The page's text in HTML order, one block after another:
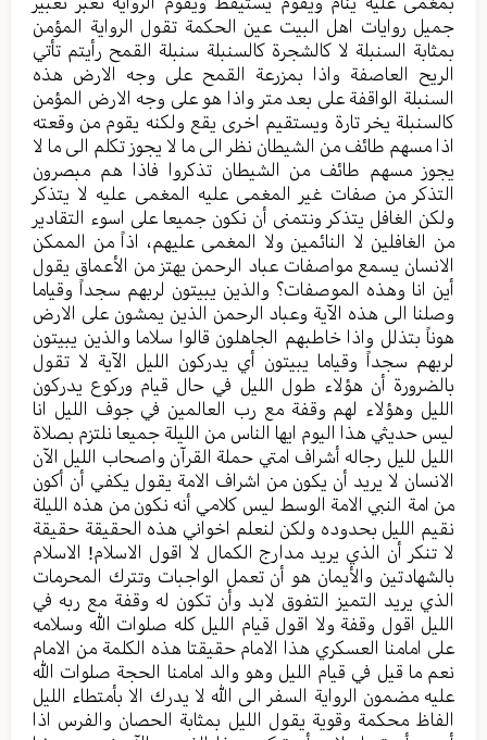
جميل روايات اهل البيت عين الحكمة تقول الرواية المؤمن
بمثابة السنبلة لا كالشجرة كالسنبلة سنبلة القمح رأيتم تأتي
الريح العاصفة واذا بمزرعة القمح على وجه الارض هذه
السنبلة الواقفة على بعد متر واذا هو على وجه الارض المؤمن
كالسنبلة يخر تارة ويستقيم اخرى يقع ولكنه يقوم من وقعته
اذا مسهم طائف من الشيطان نظر الى ما لا يجوز تكلم الى ما لا
يجوز مسهم طائف من الشيطان تذكروا فاذا هم مبصرون
التذكر من صفات غير المغمى عليه المغمى عليه لا يتذكر
ولكن الغافل يتذكر ونتمنى أن نكون جميعا على اسوء التقادير
من الغافلين لا النائمين ولا المغمى عليهم، اذاً من الممكن
الانسان يسمع مواصفات عباد الرحمن يهتز من الأعماق يقول
أين انا وهذه الموصفات؟ والذين يبيتون لربهم سجداً وقياما
وصلنا الى هذه الآية وعباد الرحمن الذين يمشون على الارض
هوناً بتذلل واذا خاطبهم الجاهلون قالوا سلاما والذين يبيتون
لربهم سجداً وقياما يبيتون أي يدركون الليل الآية لا تقول
بالضرورة أن هؤلاء طول الليل في حال قيام وركوع يدركون
الليل وهؤلاء لهم وقفة مع رب العالمين في جوف الليل انا
ليس حديثي هذا اليوم ايها الناس من الليلة جميعا نلتزم بصلاة
الليل لليل رجاله أشراف امتي حملة القرآن واصحاب الليل الآن
الانسان لا يريد أن يكون من اشراف الامة يقول يكفي أن أكون
من امة النبي الامة الوسط ليس كلامي أنه نكون من هذه الليلة
نقيم الليل بحدوده ولكن لنعلم اخواني هذه الحقيقة حقيقة
لا تنكر أن الذي يريد مدارج الكمال لا اقول الاسلام! الاسلام
بالشهادتين والأيمان هو أن تعمل الواجبات وتترك المحرمات
الذي يريد التميز التفوق لابد وأن تكون له وقفة مع ربه في
الليل اقول وقفة ولا اقول قيام الليل كله صلوات الله وسلامه
على امامنا العسكري هذا الامام حقيقتا هذه الكلمة من الامام
نعم ما قيل في قيام الليل وهو والد امامنا الحجة صلوات الله
عليه مضمون الرواية السفر الى الله لا يدرك الا بأمتطاء الليل
الفاظ محكمة وقوية يقول الليل بمثابة الحصان والفرس اذا